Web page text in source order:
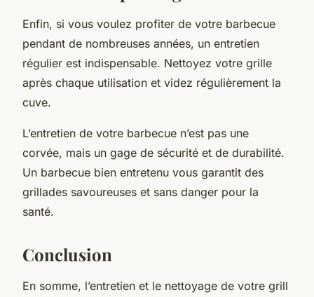
Enfin, si vous voulez profiter de votre barbecue
pendant de nombreuses années, un entretien
régulier est indispensable. Nettoyez votre grille
après chaque utilisation et videz régulièrement la
cuve.
L’entretien de votre barbecue n’est pas une
corvée, mais un gage de sécurité et de durabilité.
Un barbecue bien entretenu vous garantit des
grillades savoureuses et sans danger pour la
santé.
Conclusion
En somme, l’entretien et le nettoyage de votre grill